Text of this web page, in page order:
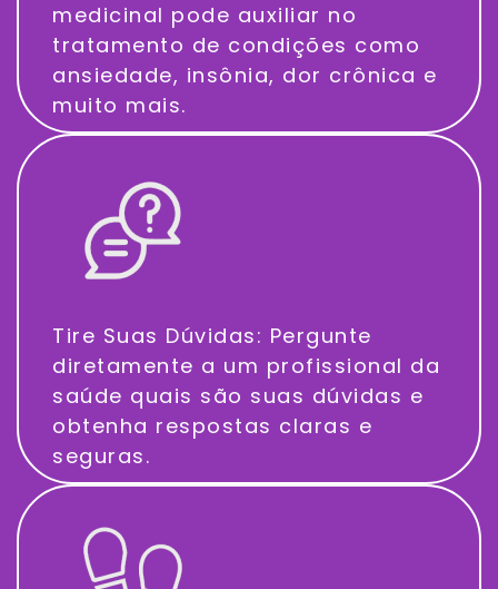
medicinal pode auxiliar no
tratamento de condições como
ansiedade, insônia, dor crônica e
muito mais.
Tire Suas Dúvidas: Pergunte
diretamente a um profissional da
saúde quais são suas dúvidas e
obtenha respostas claras e
seguras.